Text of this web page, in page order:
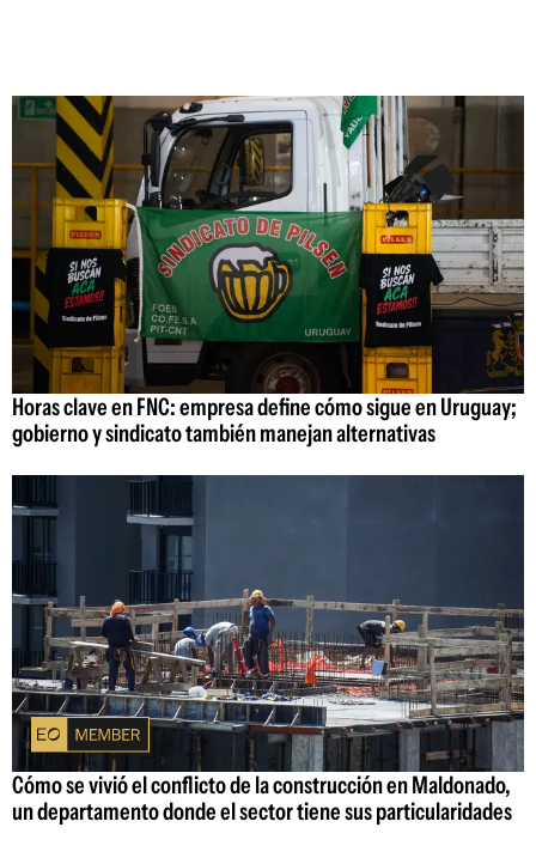
Horas clave en FNC: empresa define cómo sigue en Uruguay;
gobierno y sindicato también manejan alternativas
Cómo se vivió el conflicto de la construcción en Maldonado,
un departamento donde el sector tiene sus particularidades